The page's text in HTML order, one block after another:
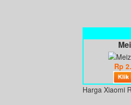
Rp
Harga Xiaomi